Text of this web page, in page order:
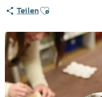
TeilenAjouter aux favoris